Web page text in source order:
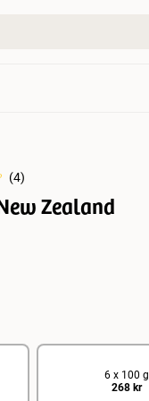
Zealand
(4)
6 x 100 g
268 kr